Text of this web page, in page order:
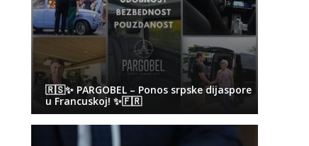
🇷🇸✨ PARGOBEL – Ponos srpske dijaspore
u Francuskoj! ✨🇫🇷